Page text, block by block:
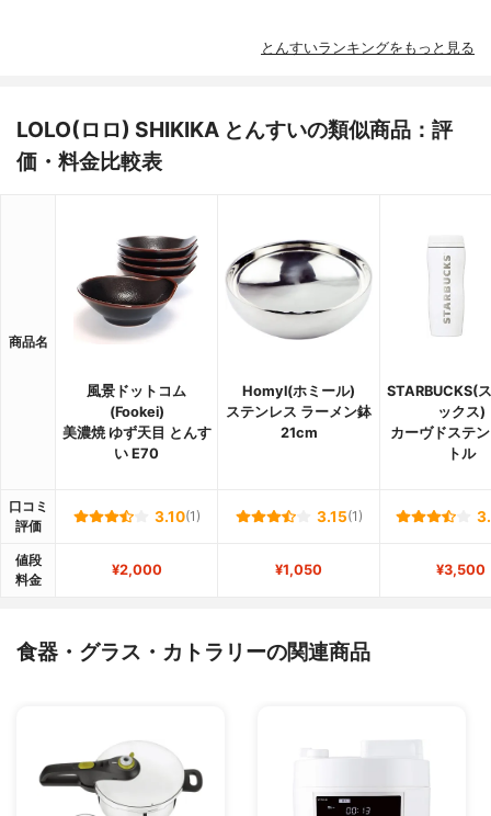
とんすいランキングをもっと見る
LOLO(ロロ) SHIKIKA とんすいの類似商品：評
価・料金比較表
商品名
風景ドットコム
(Fookei)
美濃焼 ゆず天目 とんす
い E70
Homyl(ホミール)
ステンレス ラーメン鉢
21cm
STARBUCKS(
ックス)
カーヴドステ
トル
口コミ
評価
3.10(1) 3.15(1)
値段
料金
¥2,000 ¥1,050 ¥3,500
食器・グラス・カトラリーの関連商品